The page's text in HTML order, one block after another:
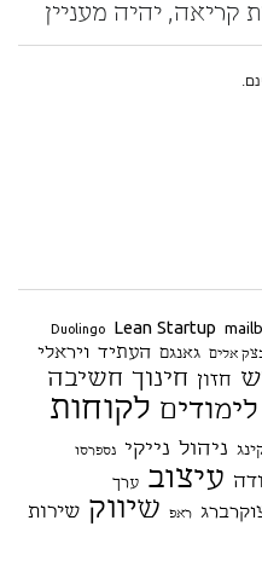
Duolingo Lean Startup
אלים גאנגם העתיד ויראלי
חזון חינוך חשיבה
לימודים לקוחות
ניהול נייקי נספרסו
עיצוב ערך
ראפ שיווק שירות